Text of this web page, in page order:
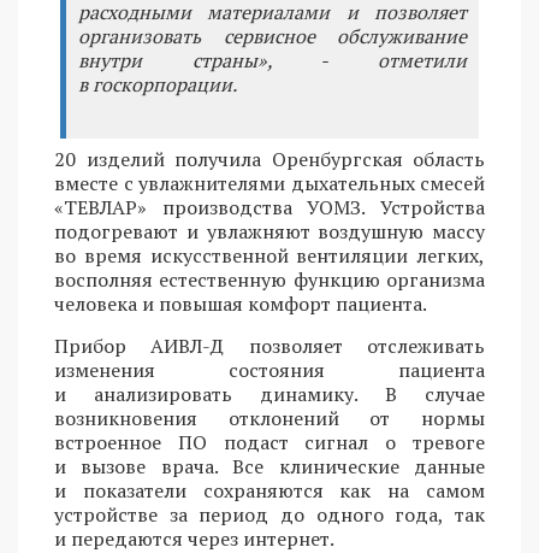
расходными материалами и позволяет
организовать сервисное обслуживание
внутри страны», - отметили
в госкорпорации.
20 изделий получила Оренбургская область
вместе с увлажнителями дыхательных смесей
«ТЕВЛАР» производства УОМЗ. Устройства
подогревают и увлажняют воздушную массу
во время искусственной вентиляции легких,
восполняя естественную функцию организма
человека и повышая комфорт пациента.
Прибор АИВЛ-Д позволяет отслеживать
изменения состояния пациента
и анализировать динамику. В случае
возникновения отклонений от нормы
встроенное ПО подаст сигнал о тревоге
и вызове врача. Все клинические данные
и показатели сохраняются как на самом
устройстве за период до одного года, так
и передаются через интернет.